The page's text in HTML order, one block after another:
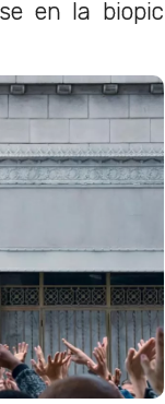
en la biopic